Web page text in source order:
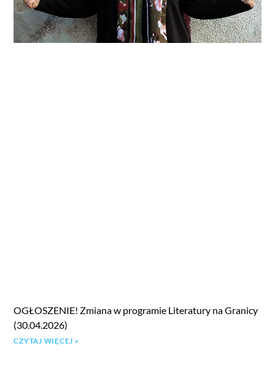
OGŁOSZENIE! Zmiana w programie Literatury na Granicy
(30.04.2026)
CZYTAJ WIĘCEJ »